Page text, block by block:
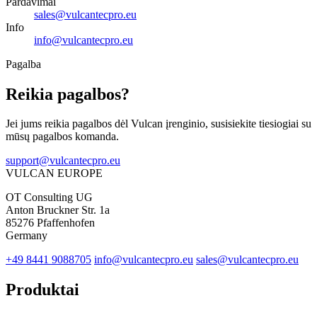
sales@vulcantecpro.eu
Info
info@vulcantecpro.eu
Pagalba
Reikia pagalbos?
Jei jums reikia pagalbos dėl Vulcan įrenginio, susisiekite tiesiogiai su
mūsų pagalbos komanda.
support@vulcantecpro.eu
VULCAN EUROPE
OT Consulting UG
Anton Bruckner Str. 1a
85276 Pfaffenhofen
Germany
+49 8441 9088705 info@vulcantecpro.eu sales@vulcantecpro.eu
Produktai